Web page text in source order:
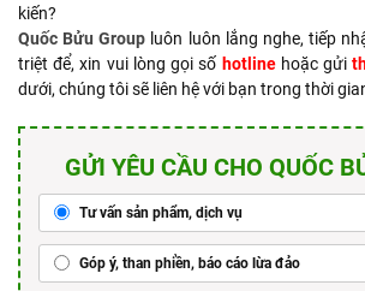
kiến?
Quốc Bửu Group luôn luôn lắng nghe, tiếp
triệt để, xin vui lòng gọi số hotlinehoặc gửi
dưới, chúng tôi sẽ liên hệ với bạn trong thời
GỬI YÊU CẦU CHO QUỐC
Tư vấn sản phẩm, dịch vụ
Góp ý, than phiền, báo cáo lừa đảo